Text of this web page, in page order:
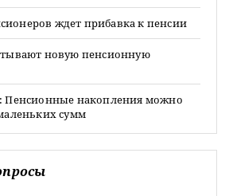
ждет прибавка к пенсии
новую пенсионную
Пенсионные накопления можно
сумм